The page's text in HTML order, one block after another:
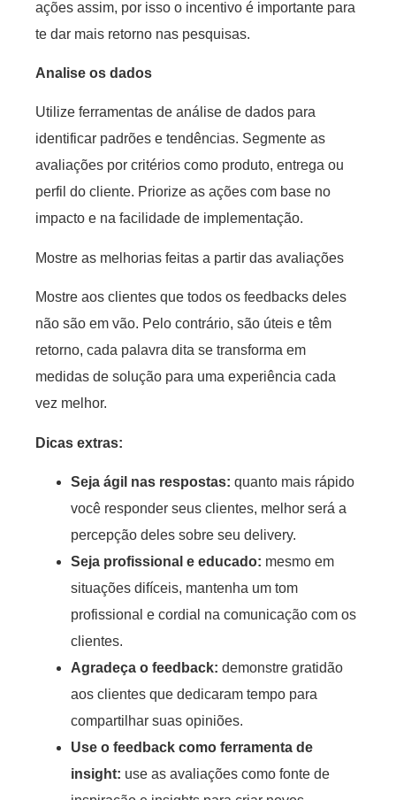
ações assim, por isso o incentivo é importante para
te dar mais retorno nas pesquisas.
Analise os dados
Utilize ferramentas de análise de dados para
identificar padrões e tendências. Segmente as
avaliações por critérios como produto, entrega ou
perfil do cliente. Priorize as ações com base no
impacto e na facilidade de implementação.
Mostre as melhorias feitas a partir das avaliações
Mostre aos clientes que todos os feedbacks deles
não são em vão. Pelo contrário, são úteis e têm
retorno, cada palavra dita se transforma em
medidas de solução para uma experiência cada
vez melhor.
Dicas extras:
Seja ágil nas respostas: quanto mais rápido
você responder seus clientes, melhor será a
percepção deles sobre seu delivery.
Seja profissional e educado: mesmo em
situações difíceis, mantenha um tom
profissional e cordial na comunicação com os
clientes.
Agradeça o feedback: demonstre gratidão
aos clientes que dedicaram tempo para
compartilhar suas opiniões.
Use o feedback como ferramenta de
insight: use as avaliações como fonte de